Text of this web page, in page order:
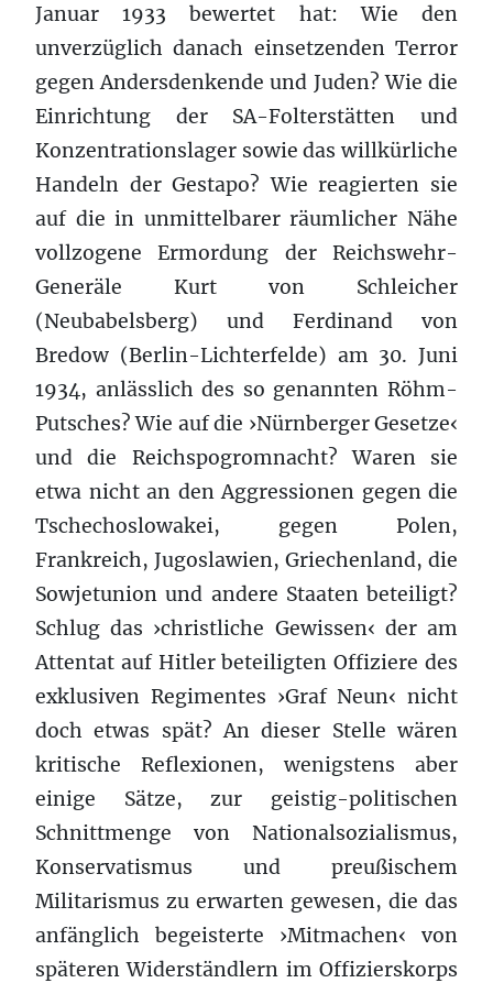
Januar 1933 bewertet hat: Wie den
unverzüglich danach einsetzenden Terror
gegen Andersdenkende und Juden? Wie die
Einrichtung der SA-Folterstätten und
Konzentrationslager sowie das willkürliche
Handeln der Gestapo? Wie reagierten sie
auf die in unmittelbarer räumlicher Nähe
vollzogene Ermordung der Reichswehr-
Generäle Kurt von Schleicher
(Neubabelsberg) und Ferdinand von
Bredow (Berlin-Lichterfelde) am 30. Juni
1934, anlässlich des so genannten Röhm-
Putsches? Wie auf die ›Nürnberger Gesetze‹
und die Reichspogromnacht? Waren sie
etwa nicht an den Aggressionen gegen die
Tschechoslowakei, gegen Polen,
Frankreich, Jugoslawien, Griechenland, die
Sowjetunion und andere Staaten beteiligt?
Schlug das ›christliche Gewissen‹ der am
Attentat auf Hitler beteiligten Offiziere des
exklusiven Regimentes ›Graf Neun‹ nicht
doch etwas spät? An dieser Stelle wären
kritische Reflexionen, wenigstens aber
einige Sätze, zur geistig-politischen
Schnittmenge von Nationalsozialismus,
Konservatismus und preußischem
Militarismus zu erwarten gewesen, die das
anfänglich begeisterte ›Mitmachen‹ von
späteren Widerständlern im Offizierskorps